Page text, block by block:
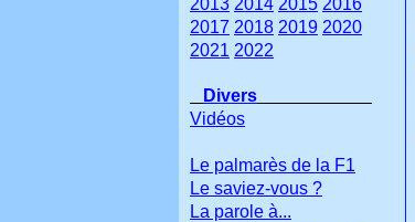
2013 2014 2015 2016
2017 2018 2019 2020
2021 2022
Divers
Vidéos
Le palmarès de la F1
Le saviez-vous ?
La parole à...